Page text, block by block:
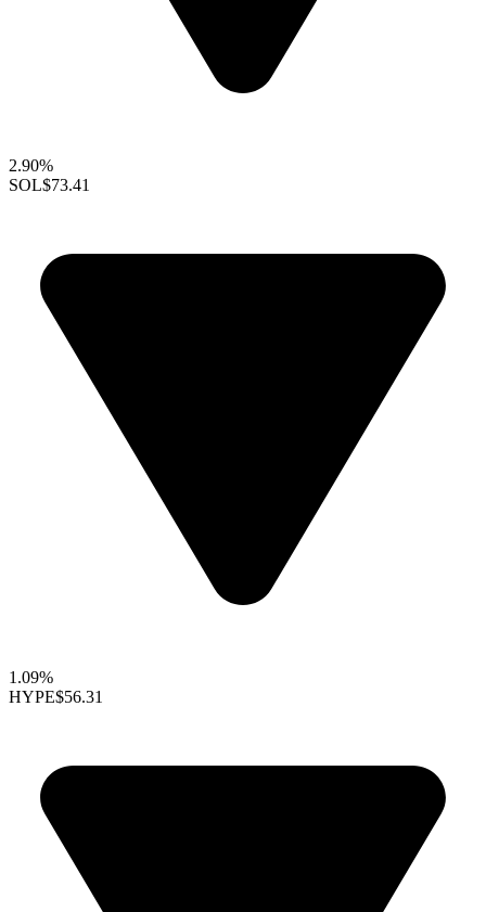
2.90%
SOL$73.41
1.09%
HYPE$56.31